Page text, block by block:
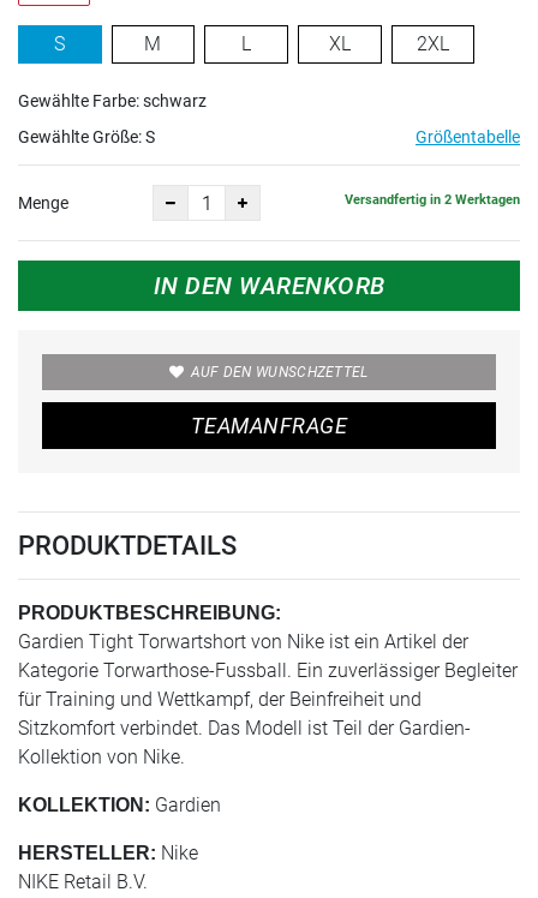
S M L XL 2XL
Gewählte Farbe: schwarz
Gewählte Größe:S Größentabelle
Menge Versandfertig in 2 Werktagen
IN DEN WARENKORB
AUF DEN WUNSCHZETTEL
TEAMANFRAGE
PRODUKTDETAILS
PRODUKTBESCHREIBUNG:
Gardien Tight Torwartshort von Nike ist ein Artikel der
Kategorie Torwarthose-Fussball. Ein zuverlässiger Begleiter
für Training und Wettkampf, der Beinfreiheit und
Sitzkomfort verbindet. Das Modell ist Teil der Gardien-
Kollektion von Nike.
KOLLEKTION: Gardien
HERSTELLER: Nike
NIKE Retail B.V.